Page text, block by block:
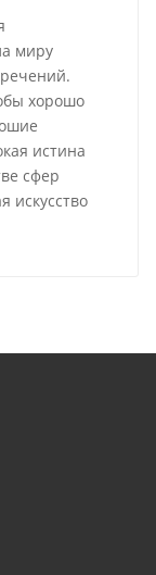
миру
хорошо
истина
сфер
искусство